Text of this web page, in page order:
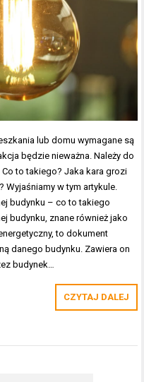
lub domu wymagane są
będzie nieważna. Należy do
to takiego? Jaka kara grozi
w tym artykule.
budynku – co to takiego
budynku, znane również jako
to dokument
danego budynku. Zawiera on
budynek…
CZYTAJ DALEJ